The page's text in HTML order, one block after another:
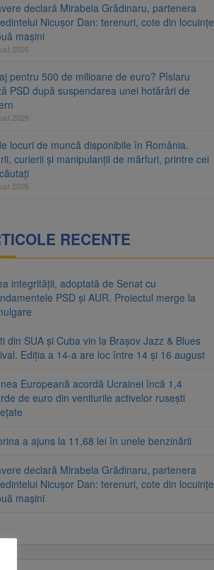
declară Mirabela Grădinaru, partenera
Nicușor Dan: terenuri, cote din locuințe
mașini
2026
pentru 500 de milioane de euro? Pîslaru
PSD după suspendarea unei hotărâri de
2026
locuri de muncă disponibile în România.
curierii și manipulanții de mărfuri, printre cei
2026
RECENTE
integrității, adoptată de Senat cu
PSD și AUR. Proiectul merge la
din SUA și Cuba vin la Brașov Jazz & Blues
Ediția a 14-a are loc între 14 și 16 august
Europeană acordă Ucrainei încă 1,4
de euro din veniturile activelor rusești
a ajuns la 11,68 lei în unele benzinării
declară Mirabela Grădinaru, partenera
Nicușor Dan: terenuri, cote din locuințe
mașini